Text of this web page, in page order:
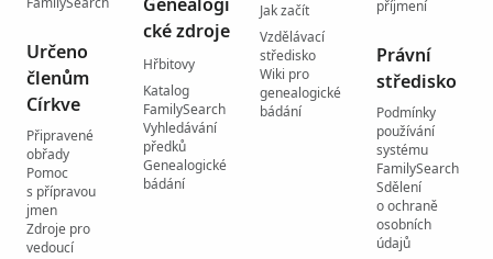
Určeno
členům
Církve
Připravené
obřady
Pomoc
s přípravou
jmen
Zdroje pro
vedoucí
cké zdroje
Hřbitovy
Katalog
FamilySearch
Vyhledávání
předků
Genealogické
bádání
Jak začít
Vzdělávací
středisko
Wiki pro
genealogické
bádání
příjmení
Právní
středisko
Podmínky
používání
systému
FamilySearch
Sdělení
o ochraně
osobních
údajů